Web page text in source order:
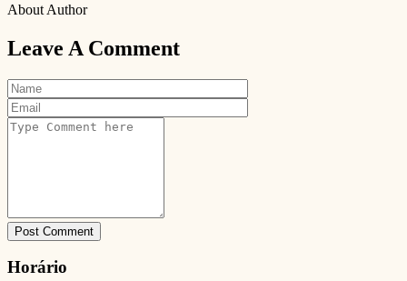
About Author
Leave A Comment
Post Comment
Horário